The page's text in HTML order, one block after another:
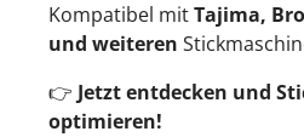
Kompatibel mitTajima,
und weiteren
👉 Jetzt entdecken und
optimieren!